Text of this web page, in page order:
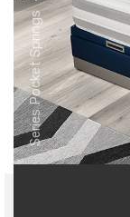
Series Pocket Springs